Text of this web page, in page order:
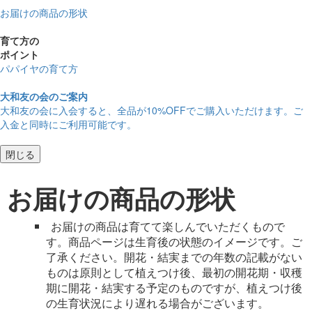
お届けの商品の形状
育て方の
ポイント
パパイヤの育て方
大和友の会のご案内
大和友の会に入会すると、 全品が10%OFFでご購入いただけます。ご
入金と同時にご利用可能です。
閉じる
お届けの商品の形状
お届けの商品は育てて楽しんでいただくもので
す。商品ページは生育後の状態のイメージです。ご
了承ください。開花・結実までの年数の記載がない
ものは原則として植えつけ後、最初の開花期・収穫
期に開花・結実する予定のものですが、植えつけ後
の生育状況により遅れる場合がございます。